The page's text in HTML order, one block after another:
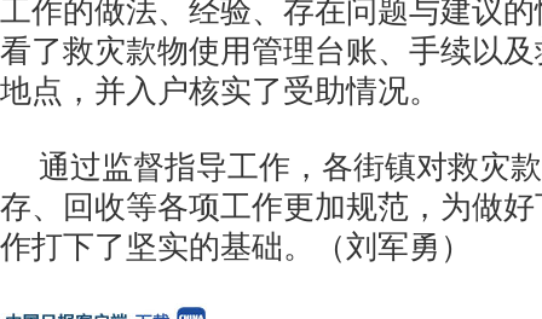
工作的做法、经验、存在问题与建议
看了救灾款物使用管理台账、手续以
地点，并入户核实了受助情况。
通过监督指导工作，各街镇对救灾
存、回收等各项工作更加规范，为做
作打下了坚实的基础。（刘军勇）